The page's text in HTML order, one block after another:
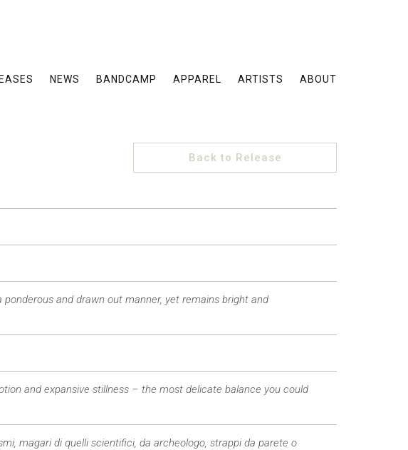
NEWS BANDCAMP APPAREL ARTISTS ABOUT
Back to Release
and drawn out manner, yet remains bright and
and expansive stillness – the most delicate balance you could
magari di quelli scientifici, da archeologo, strappi da parete o